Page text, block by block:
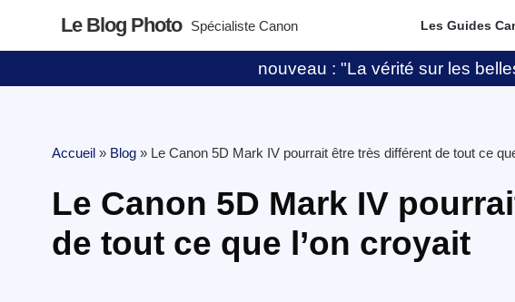
Le Blog Photo Spécialiste Canon Les Guides
nouveau : "La vérité sur les
Accueil » Blog » Le Canon 5D Mark IV pourrait être très différent de tout ce
Le Canon 5D Mark IV
de tout ce que l’on croyait